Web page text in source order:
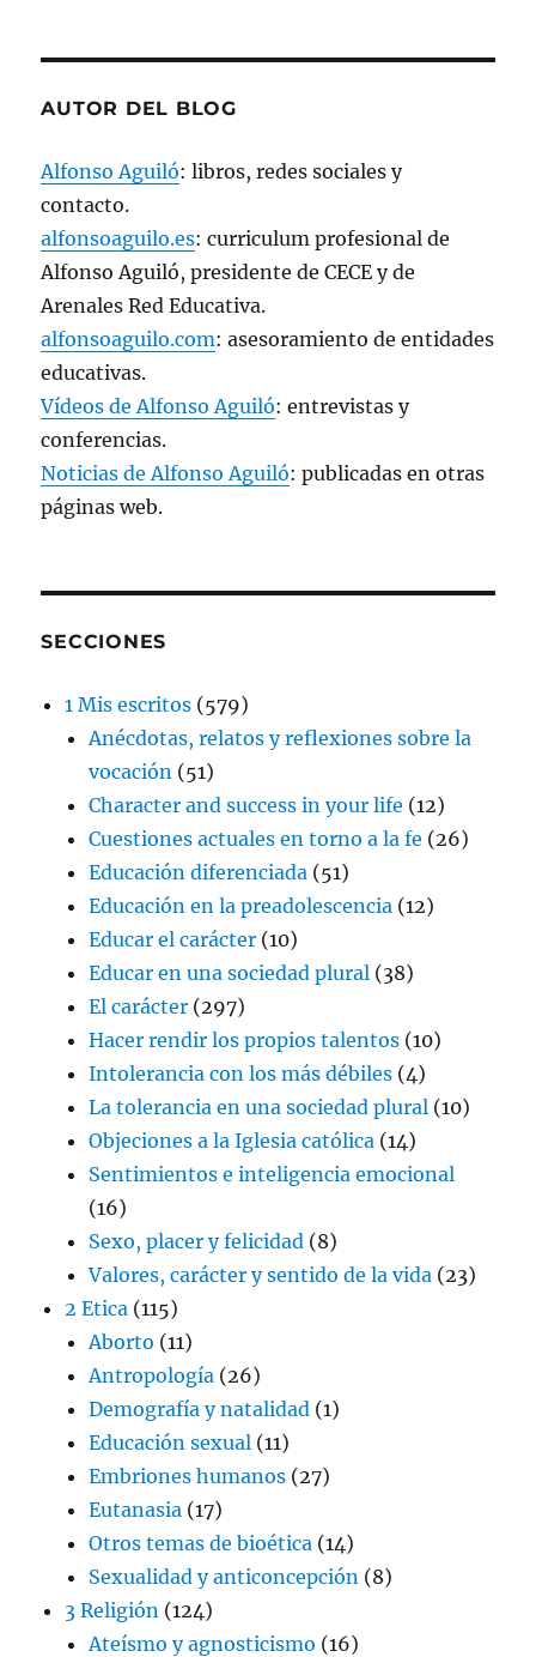
u
AUTOR DEL BLOG
Alfonso Aguiló: libros, redes sociales y
contacto.
alfonsoaguilo.es: curriculum profesional de
Alfonso Aguiló, presidente de CECE y de
Arenales Red Educativa.
alfonsoaguilo.com: asesoramiento de entidades
educativas.
Vídeos de Alfonso Aguiló: entrevistas y
conferencias.
Noticias de Alfonso Aguiló: publicadas en otras
páginas web.
SECCIONES
1 Mis escritos (579)
Anécdotas, relatos y reflexiones sobre la
vocación (51)
Character and success in your life (12)
Cuestiones actuales en torno a la fe (26)
Educación diferenciada (51)
Educación en la preadolescencia (12)
Educar el carácter (10)
Educar en una sociedad plural (38)
El carácter (297)
Hacer rendir los propios talentos (10)
Intolerancia con los más débiles (4)
La tolerancia en una sociedad plural (10)
Objeciones a la Iglesia católica (14)
Sentimientos e inteligencia emocional
(16)
Sexo, placer y felicidad (8)
Valores, carácter y sentido de la vida (23)
2 Etica (115)
Aborto (11)
Antropología (26)
Demografía y natalidad (1)
Educación sexual (11)
Embriones humanos (27)
Eutanasia (17)
Otros temas de bioética (14)
Sexualidad y anticoncepción (8)
3 Religión (124)
Ateísmo y agnosticismo (16)